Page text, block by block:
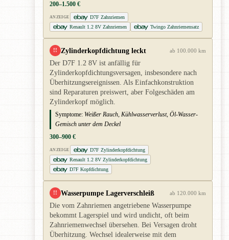
200–1.500 €
ANZEIGE
D7F Zahnriemen
Renault 1.2 8V Zahnriemen
Twingo Zahnriemensatz
!! Zylinderkopfdichtung leckt ab 100.000 km
Der D7F 1.2 8V ist anfällig für
Zylinderkopfdichtungsversagen, insbesondere nach
Überhitzungsereignissen. Als Einfachkonstruktion
sind Reparaturen preiswert, aber Folgeschäden am
Zylinderkopf möglich.
Symptome: Weißer Rauch, Kühlwasserverlust, Öl-Wasser-
Gemisch unter dem Deckel
300–900 €
ANZEIGE
D7F Zylinderkopfdichtung
Renault 1.2 8V Zylinderkopfdichtung
D7F Kopfdichtung
!! Wasserpumpe Lagerverschleiß ab 120.000 km
Die vom Zahnriemen angetriebene Wasserpumpe
bekommt Lagerspiel und wird undicht, oft beim
Zahnriemenwechsel übersehen. Bei Versagen droht
Überhitzung. Wechsel idealerweise mit dem